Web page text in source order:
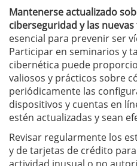
Mantenerse actualizado
ciberseguridad y las
esencial para prevenir ser
Participar en seminarios y
cibernética puede
valiosos y prácticos sobre
periódicamente las
dispositivos y cuentas en
estén actualizadas y sean
Revisar regularmente los
y de tarjetas de crédito